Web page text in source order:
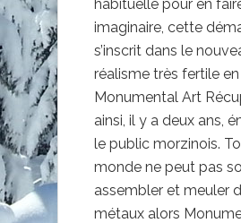
habituelle pour en
imaginaire, cette
s’inscrit dans le
réalisme très fertile en
Monumental Art
ainsi, il y a deux ans,
le public morzinois.
monde ne peut pas
assembler et meuler
métaux alors